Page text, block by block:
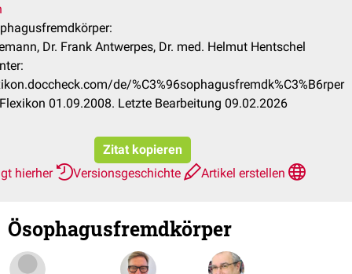
Dr. Frank Antwerpes, Dr. med. Helmut Hentschel
de/%C3%96sophagusfremdk%C3%B6rper
01.09.2008. Letzte Bearbeitung 09.02.2026
Zitat kopieren
hierher
Versionsgeschichte Artikel erstellen
Ösophagusfremdkörper